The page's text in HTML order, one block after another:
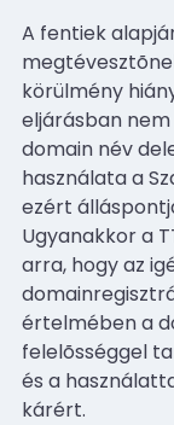
A fentiek
körülmény
eljárásban
domain név
használata a
ezért
Ugyanakkor a
arra, hogy az
értelmében a
felelõsséggel
és a
kárért.